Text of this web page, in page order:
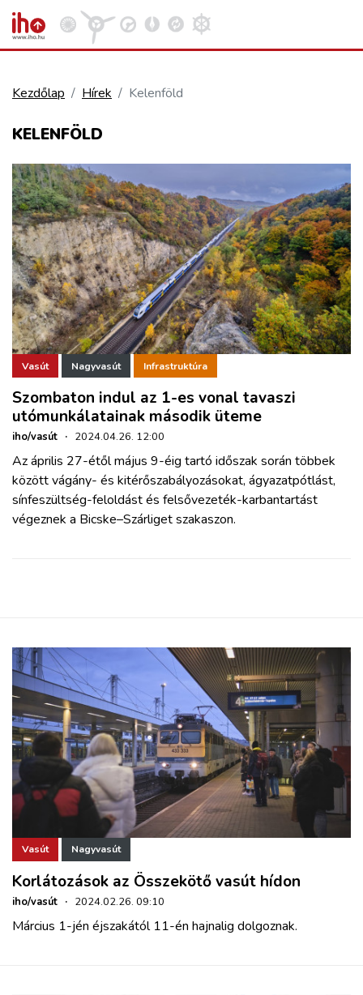
KÖZÚT
REPÜLÉS
KÖZLEKEDÉSFEJLESZTÉS
ELLÁTÁSI LÁNC
ZÖLDÚT
HAJÓZÁS
BLOG
ARCHÍVUM
REGISZTRÁCIÓ
Kezdőlap Hírek Kelenföld
KELENFÖLD
Vasút Nagyvasút Infrastruktúra
Szombaton indul az 1-es vonal tavaszi
utómunkálatainak második üteme
iho/vasút · 2024.04.26. 12:00
Az április 27-étől május 9-éig tartó időszak során többek
között vágány- és kitérőszabályozásokat, ágyazatpótlást,
sínfeszültség-feloldást és felsővezeték-karbantartást
végeznek a Bicske–Szárliget szakaszon.
Vasút Nagyvasút
Korlátozások az Összekötő vasút hídon
iho/vasút · 2024.02.26. 09:10
Március 1-jén éjszakától 11-én hajnalig dolgoznak.